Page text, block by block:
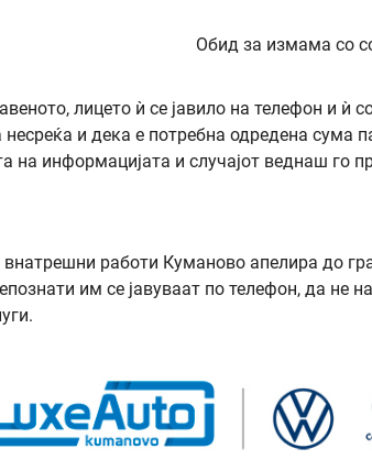
лицето ѝ се јавило на телефон и ѝ
несреќа и дека е потребна одредена сума
на информацијата и случајот веднаш го
внатрешни работи Куманово апелира до
им се јавуваат по телефон, да